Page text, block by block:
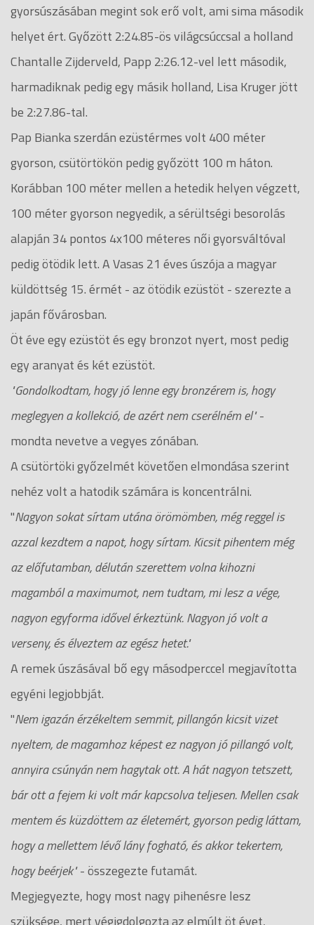
gyorsúszásában megint sok erő volt, ami sima második
helyet ért. Győzött 2:24.85-ös világcsúccsal a holland
Chantalle Zijderveld, Papp 2:26.12-vel lett második,
harmadiknak pedig egy másik holland, Lisa Kruger jött
be 2:27.86-tal.
Pap Bianka szerdán ezüstérmes volt 400 méter
gyorson, csütörtökön pedig győzött 100 m háton.
Korábban 100 méter mellen a hetedik helyen végzett,
100 méter gyorson negyedik, a sérültségi besorolás
alapján 34 pontos 4x100 méteres női gyorsváltóval
pedig ötödik lett. A Vasas 21 éves úszója a magyar
küldöttség 15. érmét - az ötödik ezüstöt - szerezte a
japán fővárosban.
Öt éve egy ezüstöt és egy bronzot nyert, most pedig
egy aranyat és két ezüstöt.
"Gondolkodtam, hogy jó lenne egy bronzérem is, hogy
meglegyen a kollekció, de azért nem cserélném el"-
mondta nevetve a vegyes zónában.
A csütörtöki győzelmét követően elmondása szerint
nehéz volt a hatodik számára is koncentrálni.
"Nagyon sokat sírtam utána örömömben, még reggel is
azzal kezdtem a napot, hogy sírtam. Kicsit pihentem még
az előfutamban, délután szerettem volna kihozni
magamból a maximumot, nem tudtam, mi lesz a vége,
nagyon egyforma idővel érkeztünk. Nagyon jó volt a
verseny, és élveztem az egész hetet."
A remek úszásával bő egy másodperccel megjavította
egyéni legjobbját.
"Nem igazán érzékeltem semmit, pillangón kicsit vizet
nyeltem, de magamhoz képest ez nagyon jó pillangó volt,
annyira csúnyán nem hagytak ott. A hát nagyon tetszett,
bár ott a fejem ki volt már kapcsolva teljesen. Mellen csak
mentem és küzdöttem az életemért, gyorson pedig láttam,
hogy a mellettem lévő lány fogható, és akkor tekertem,
hogy beérjek"- összegezte futamát.
Megjegyezte, hogy most nagy pihenésre lesz
szüksége, mert végigdolgozta az elmúlt öt évet,